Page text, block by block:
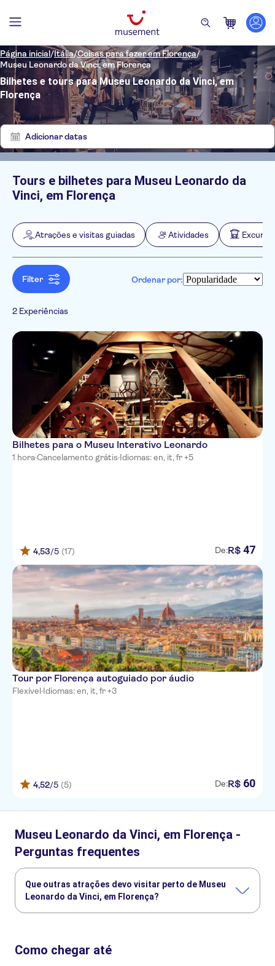
Página inicial/Itália/Coisas para fazer em Florença/
Museu Leonardo da Vinci, em Florença
Bilhetes e tours para Museu Leonardo da Vinci, em
Florença
Adicionar datas
FiltrosPreço (por adulto)
Mín. R$ Máx. R$
Hotel pickup
NO-PICKUP
Confirmação instantânea
Acesso rápido
Cancelamento gratuito
Categorias
Atrações e visitas guiadas
Museus
Atividades
Atividades urbanas
Excursões e passeios de um dia
Idomas
Alemão
Inglês
Espanhol
Italiano
Português
Russo
Chinês
EliminarMostrar
2
resultados
Tours e bilhetes para Museu Leonardo da
Vinci, em Florença
Atrações e visitas guiadas Atividades
Filter Ordenar por:
2 Experiências
Bilhetes para o Museu Interativo Leonardo
1 hora·Cancelamento grátis·Idiomas: en, it, fr +5
4,53/5 (17) De:R$ 47
Tour por Florença autoguiado por áudio
Flexível·Idiomas: en, it, fr +3
4,52/5 (5) De:R$ 60
Museu Leonardo da Vinci, em Florença -
Perguntas frequentes
Que outras atrações devo visitar perto de Museu
Leonardo da Vinci, em Florença?
Galeria da Academia
Galeria Uffizi
Como chegar até